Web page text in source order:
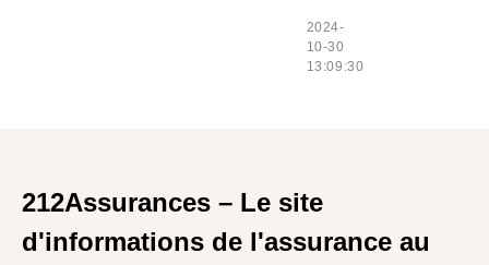
2024-
10-30
13:09:30
212Assurances – Le site
d'informations de l'assurance au